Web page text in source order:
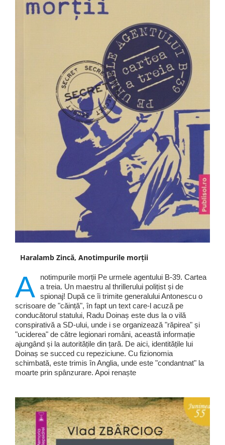
Haralamb Zincă, Anotimpurile morții
A
notimpurile morții Pe urmele agentului B-39. Cartea
a treia. Un maestru al thrillerului polițist și de
spionaj! După ce îi trimite generalului Antonescu o
scrisoare de "căință", în fapt un text care-l acuză pe
conducătorul statului, Radu Doinaș este dus la o vilă
conspirativă a SD-ului, unde i se organizează "răpirea" și
"uciderea" de către legionari români, această informație
ajungând și la autoritățile din țară. De aici, identitățile lui
Doinaș se succed cu repeziciune. Cu fizionomia
schimbată, este trimis în Anglia, unde este "condantnat" la
moarte prin spânzurare. Apoi renaște